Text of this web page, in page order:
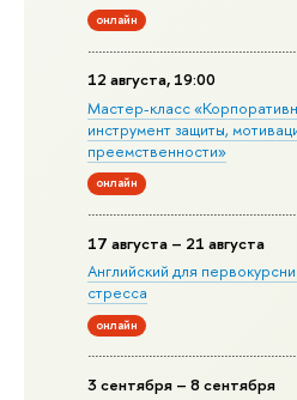
онлайн
12 августа, 19:00
Мастер-класс
инструмент защиты,
преемственности»
онлайн
17 августа – 21 августа
Английский для
стресса
онлайн
3 сентября – 8 сентября